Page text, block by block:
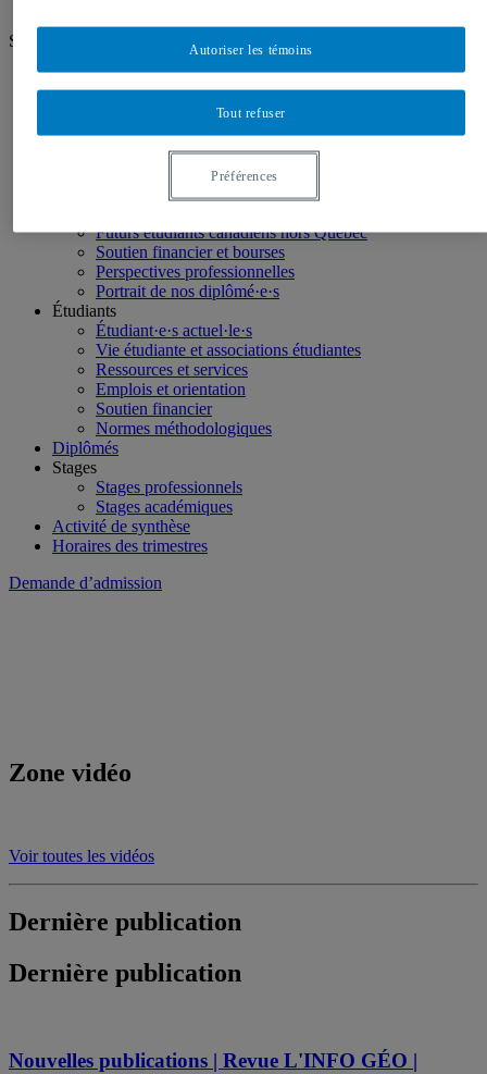
Suivez-nous
Facebook
Étudier en géographie
Nos programmes
Futurs étudiants canadiens hors Québec
Soutien financier et bourses
Perspectives professionnelles
Portrait de nos diplômé·e·s
Étudiants
Étudiant·e·s actuel·le·s
Vie étudiante et associations étudiantes
Ressources et services
Emplois et orientation
Soutien financier
Normes méthodologiques
Diplômés
Stages
Stages professionnels
Stages académiques
Activité de synthèse
Horaires des trimestres
Demande d’admission
Zone vidéo
Voir toutes les vidéos
Dernière publication
Dernière publication
Nouvelles publications | Revue L'INFO GÉO |
Tout refuser
Autoriser les témoins
Préférences